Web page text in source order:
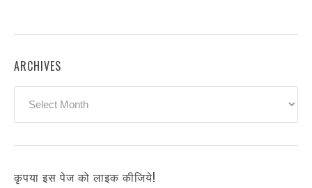
ARCHIVES
कृपया इस पेज को लाइक कीजिये!